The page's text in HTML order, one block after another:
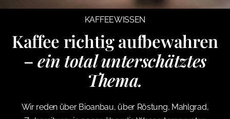
KAFFEEWISSEN
Kaffee richtig aufbewahren
–ein total unterschätztes
Thema.
Wir reden über Bioanbau, über Röstung, Mahlgrad,